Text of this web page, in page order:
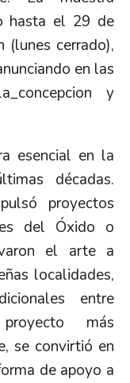
hasta el 29 de
(lunes cerrado),
en las
y
esencial en la
décadas.
proyectos
del Óxido o
el arte a
localidades,
entre
más
se convirtió en
de apoyo a